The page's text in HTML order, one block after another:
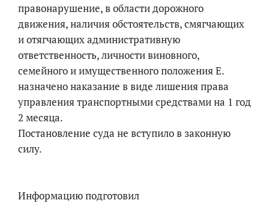
правонарушение, в области дорожного
движения, наличия обстоятельств, смягчающих
и отягчающих административную
ответственность, личности виновного,
семейного и имущественного положения Е.
назначено наказание в виде лишения права
управления транспортными средствами на 1 год
2 месяца.
Постановление суда не вступило в законную
силу.
Информацию подготовил